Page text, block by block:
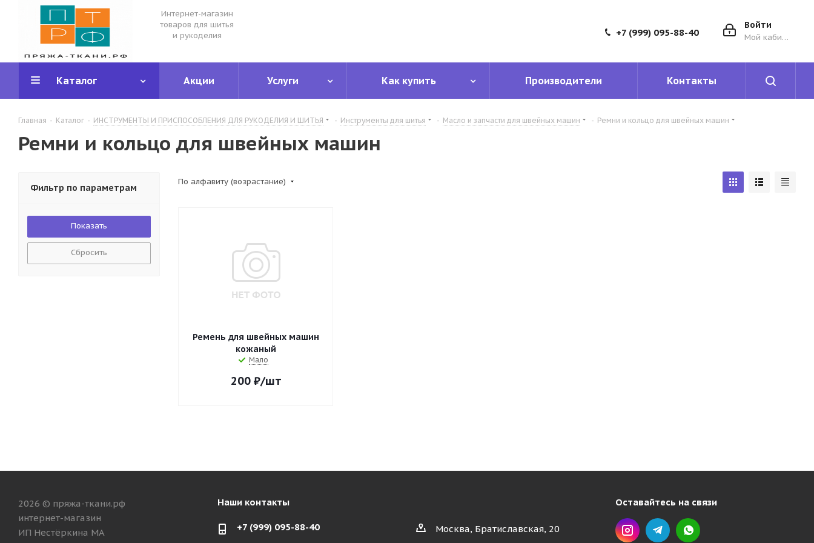
Интернет-магазин
товаров для шитья
и рукоделия
Войти
Мой кабинет
+7 (999) 095-88-40
Каталог Акции Услуги Как купить Производители Контакты
Главная - Каталог - ИНСТРУМЕНТЫ И ПРИСПОСОБЛЕНИЯ ДЛЯ РУКОДЕЛИЯ И ШИТЬЯ - Инструменты для шитья - Масло и запчасти для швейных машин - Ремни и кольцо для швейных машин
Ремни и кольцо для швейных машин
По алфавиту (возрастание)
Ремень для швейных машин
кожаный
Мало
200₽/шт
Фильтр по параметрам
Сбросить
2026 © пряжа-ткани.рф
интернет-магазин
ИП Нестёркина МА
Наши контакты
+7 (999) 095-88-40 Москва, Братиславская, 20
Оставайтесь на связи